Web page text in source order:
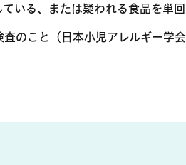
いる、または疑われる食品を単
査のこと（日本小児アレルギー学